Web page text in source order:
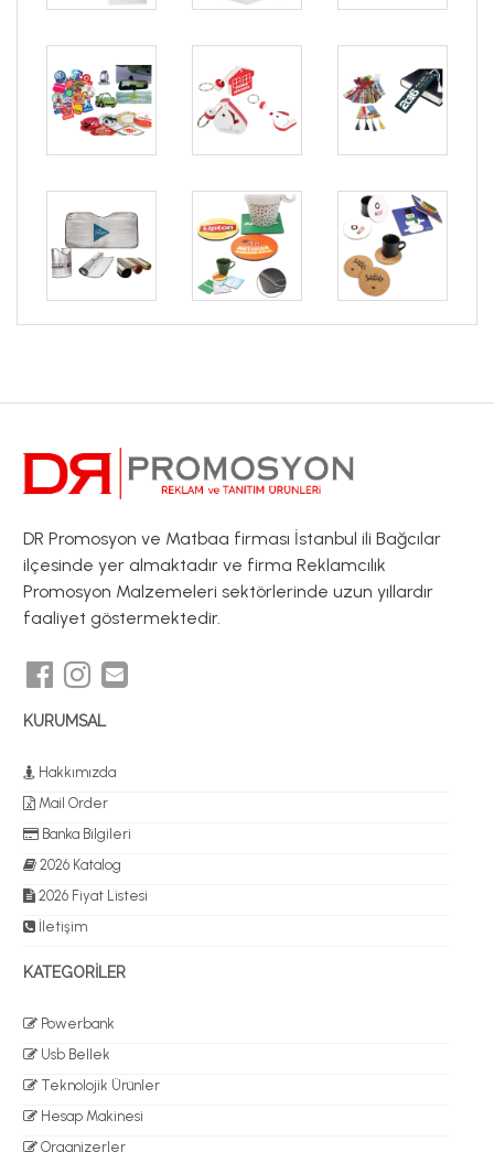
DR Promosyon ve Matbaa firması İstanbul ili Bağcılar
ilçesinde yer almaktadır ve firma Reklamcılık
Promosyon Malzemeleri sektörlerinde uzun yıllardır
faaliyet göstermektedir.
KURUMSAL
Hakkımızda
Mail Order
Banka Bilgileri
2026 Katalog
2026 Fiyat Listesi
İletişim
KATEGORİLER
Powerbank
Usb Bellek
Teknolojik Ürünler
Hesap Makinesi
Organizerler